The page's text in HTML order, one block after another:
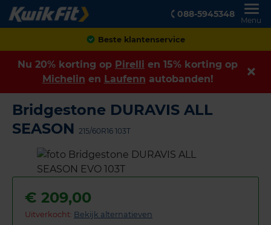
088-5945348
Menu
Achteraf betalen
Nu 20% korting op Pirelli en 15% korting op
Michelin en Laufenn autobanden!
Bridgestone DURAVIS ALL
SEASON 215/60R16 103T
€ 209,00
Uitverkocht: Bekijk alternatieven